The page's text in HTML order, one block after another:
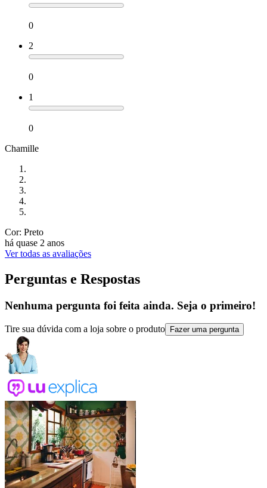
0
2
0
1
0
Chamille
Cor: Preto
há quase 2 anos
Ver todas as avaliações
Perguntas e Respostas
Nenhuma pergunta foi feita ainda. Seja o primeiro!
Tire sua dúvida com a loja sobre o produto Fazer uma pergunta